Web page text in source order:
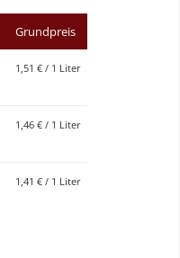
Grundpreis
1,51 € / 1 Liter
1,46 € / 1 Liter
1,41 € / 1 Liter